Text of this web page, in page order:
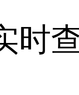
时